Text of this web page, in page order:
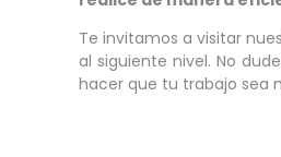
Te invitamos a visitar
al siguiente nivel. No
hacer que tu trabajo sea